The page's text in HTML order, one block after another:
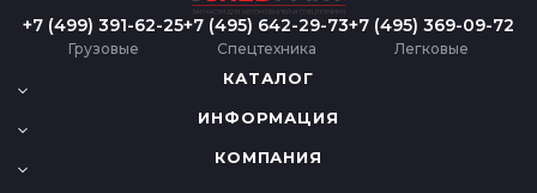
+7 (499) 391-62-25
Грузовые
+7 (495) 642-29-73
Спецтехника
+7 (495) 369-09-72
Легковые
КАТАЛОГ
ИНФОРМАЦИЯ
КОМПАНИЯ